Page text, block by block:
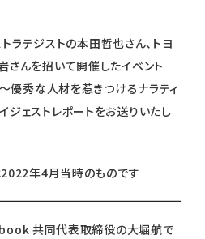
ラテジストの本田哲也さん、トヨ
さんを招いて開催したイベント
優秀な人材を惹きつけるナラティ
ジェストレポートをお送りいたし
年4月当時のものです
共同代表取締役の大堀航で